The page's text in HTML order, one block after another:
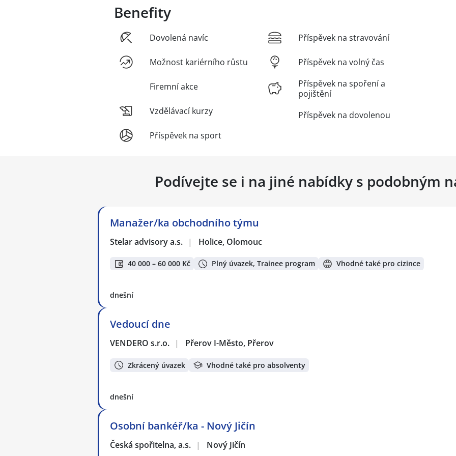
Benefity
Dovolená navíc
Možnost kariérního růstu
Firemní akce
Vzdělávací kurzy
Příspěvek na sport
Příspěvek na stravování
Příspěvek na volný čas
Příspěvek na spoření a
pojištění
Příspěvek na dovolenou
Podívejte se i na jiné nabídky s podobným
Manažer/ka obchodního týmu
Stelar advisory a.s. | Holice, Olomouc
40 000 – 60 000 Kč Plný úvazek, Trainee program Vhodné také pro cizince
dnešní
Vedoucí dne
VENDERO s.r.o. | Přerov I-Město, Přerov
Zkrácený úvazek Vhodné také pro absolventy
dnešní
Osobní bankéř/ka - Nový Jičín
Česká spořitelna, a.s. | Nový Jičín